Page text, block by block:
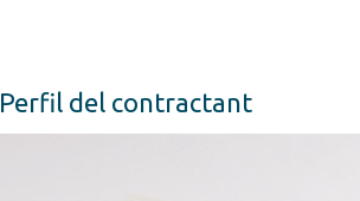
Perfil del contractant